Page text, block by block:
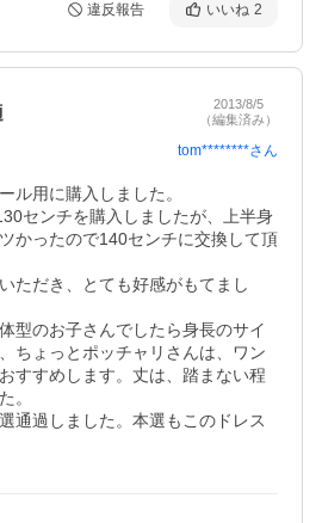
違反報告 いいね 2
2013/8/5
（編集済み）
tom********さん
ル用に購入しました。
センチを購入しましたが、上半身
かったので140センチに交換して頂
ただき、とても好感がもてまし
型のお子さんでしたら身長のサイ
ちょっとポッチャリさんは、ワン
すすめします。丈は、踏まない程
。
通過しました。本選もこのドレス